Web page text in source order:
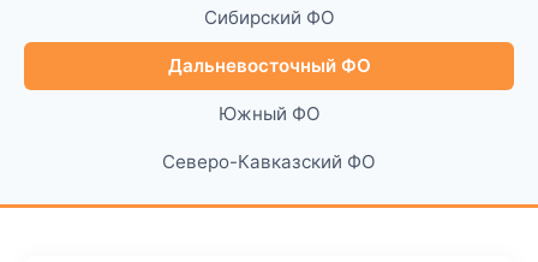
Сибирский ФО
Дальневосточный ФО
Южный ФО
Северо-Кавказский ФО